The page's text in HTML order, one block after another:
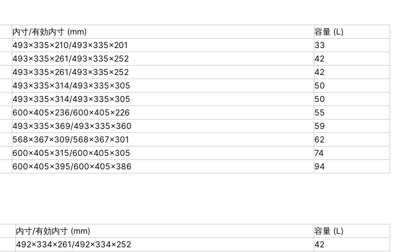
内寸/有効内寸 (mm)
容量 (L)
493×335×210/493×335×201
33
493×335×261/493×335×252
42
493×335×261/493×335×252
42
493×335×314/493×335×305
50
493×335×314/493×335×305
50
600×405×236/600×405×226
55
493×335×369/493×335×360
59
568×367×309/568×367×301
62
600×405×315/600×405×305
74
600×405×395/600×405×386 94
内寸/有効内寸 (mm)
容量 (L)
492×334×261/492×334×252
42